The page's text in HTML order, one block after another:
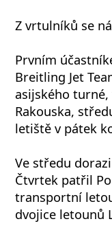
Z vrtulníků se
Prvním
Breitling Jet
asijského
Rakouska,
letiště v pátek
Ve středu
Čtvrtek patřil
transportní
dvojice letounů